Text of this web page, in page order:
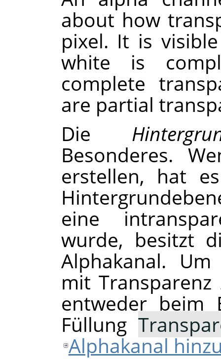
about how
pixel. It is
white is
complete
are partial
Die
Besonderes.
erstellen, hat
eine
wurde, besitzt
Alphakanal.
mit
entweder beim
Füllung
Alphakanal